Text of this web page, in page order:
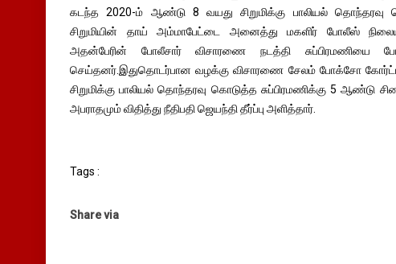
கடந்த 2020-ம் ஆண்டு 8 வயது சிறுமிக்கு பாலியல் தொந்தரவு
சிறுமியின் தாய் அம்மாபேட்டை அனைத்து மகளிர் போலீஸ்
அதன்பேரின் போலீசார் விசாரணை நடத்தி சுப்பிரமணியை
செய்தனர்.இதுதொடர்பான வழக்கு விசாரணை சேலம் போக்சோ
சிறுமிக்கு பாலியல் தொந்தரவு கொடுத்த சுப்பிரமணிக்கு 5 ஆண்டு
அபராதமும் விதித்து நீதிபதி ஜெயந்தி தீர்ப்பு அளித்தார்.
Tags :
Share via